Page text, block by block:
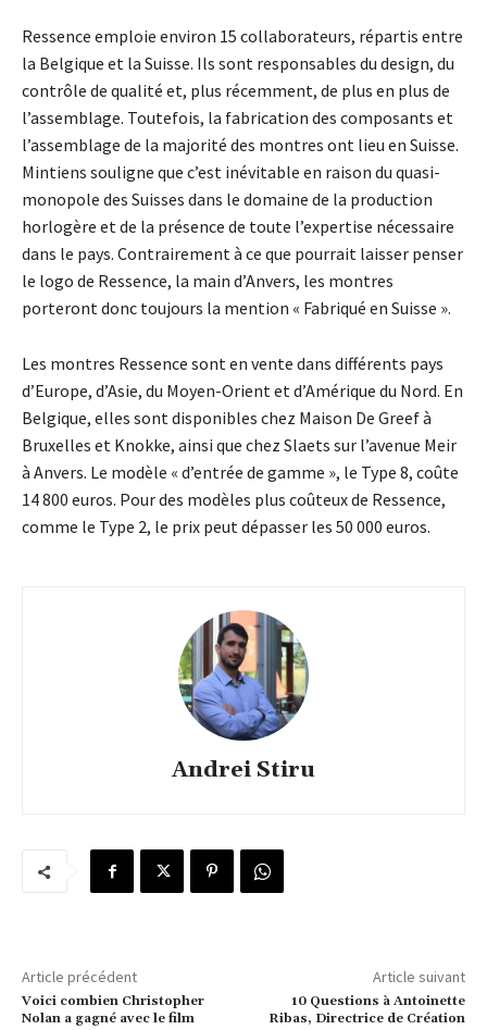
Ressence emploie environ 15 collaborateurs, répartis entre
la Belgique et la Suisse. Ils sont responsables du design, du
contrôle de qualité et, plus récemment, de plus en plus de
l’assemblage. Toutefois, la fabrication des composants et
l’assemblage de la majorité des montres ont lieu en Suisse.
Mintiens souligne que c’est inévitable en raison du quasi-
monopole des Suisses dans le domaine de la production
horlogère et de la présence de toute l’expertise nécessaire
dans le pays. Contrairement à ce que pourrait laisser penser
le logo de Ressence, la main d’Anvers, les montres
porteront donc toujours la mention « Fabriqué en Suisse ».
Les montres Ressence sont en vente dans différents pays
d’Europe, d’Asie, du Moyen-Orient et d’Amérique du Nord. En
Belgique, elles sont disponibles chez Maison De Greef à
Bruxelles et Knokke, ainsi que chez Slaets sur l’avenue Meir
à Anvers. Le modèle « d’entrée de gamme », le Type 8, coûte
14 800 euros. Pour des modèles plus coûteux de Ressence,
comme le Type 2, le prix peut dépasser les 50 000 euros.
Andrei Stiru
Article précédent
Voici combien Christopher
Nolan a gagné avec le film
Article suivant
10 Questions à Antoinette
Ribas, Directrice de Création